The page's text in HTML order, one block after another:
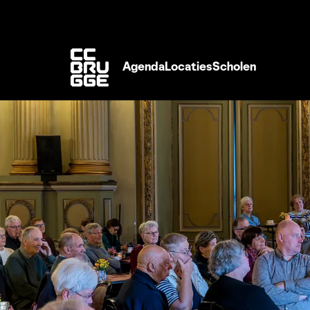
Agenda LocatiesScholen